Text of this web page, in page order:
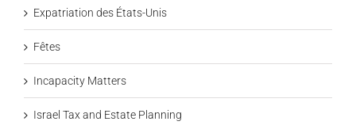
Expatriation des États-Unis
Fêtes
Incapacity Matters
Israel Tax and Estate Planning